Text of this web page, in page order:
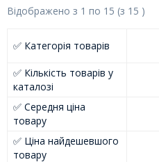
Відображено з 1 по 15 (з 15 )
✅ Категорія товарів
✅ Кількість товарів у
каталозі
✅ Середня ціна
товару
✅ Ціна найдешевшого
товару